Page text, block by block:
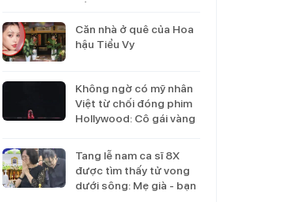
Căn nhà ở quê của Hoa
hậu Tiểu Vy
Không ngờ có mỹ nhân
Việt từ chối đóng phim
Hollywood: Cô gái vàng
Tang lễ nam ca sĩ 8X
được tìm thấy tử vong
dưới sông: Mẹ già - bạn